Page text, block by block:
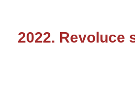
2022. Revoluce